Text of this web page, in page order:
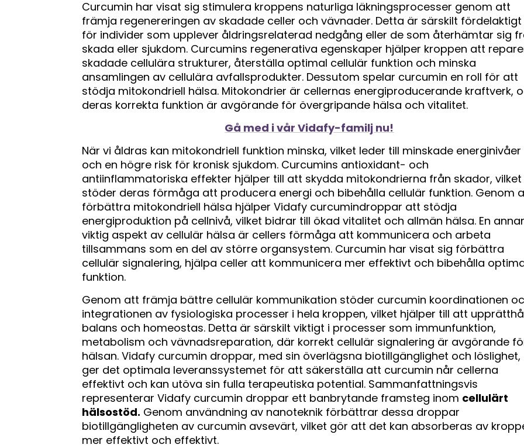
Curcumin har visat sig stimulera kroppens naturliga läkningsprocesser genom att
främja regenereringen av skadade celler och vävnader. Detta är särskilt fördelaktigt
för individer som upplever åldringsrelaterad nedgång eller de som återhämtar sig
skada eller sjukdom. Curcumins regenerativa egenskaper hjälper kroppen att
skadade cellulära strukturer, återställa optimal cellulär funktion och minska
ansamlingen av cellulära avfallsprodukter. Dessutom spelar curcumin en roll för att
stödja mitokondriell hälsa. Mitokondrier är cellernas energiproducerande kraftverk,
deras korrekta funktion är avgörande för övergripande hälsa och vitalitet.
Gå med i vår Vidafy-familj nu!
När vi åldras kan mitokondriell funktion minska, vilket leder till minskade energinivåer
och en högre risk för kronisk sjukdom. Curcumins antioxidant- och
antiinflammatoriska effekter hjälper till att skydda mitokondrierna från skador, vilket
stöder deras förmåga att producera energi och bibehålla cellulär funktion. Genom
förbättra mitokondriell hälsa hjälper Vidafy curcumindroppar att stödja
energiproduktion på cellnivå, vilket bidrar till ökad vitalitet och allmän hälsa. En
viktig aspekt av cellulär hälsa är cellers förmåga att kommunicera och arbeta
tillsammans som en del av större organsystem. Curcumin har visat sig förbättra
cellulär signalering, hjälpa celler att kommunicera mer effektivt och bibehålla
funktion.
Genom att främja bättre cellulär kommunikation stöder curcumin koordinationen
integrationen av fysiologiska processer i hela kroppen, vilket hjälper till att
balans och homeostas. Detta är särskilt viktigt i processer som immunfunktion,
metabolism och vävnadsreparation, där korrekt cellulär signalering är avgörande
hälsan. Vidafy curcumin droppar, med sin överlägsna biotillgänglighet och löslighet,
ger det optimala leveranssystemet för att säkerställa att curcumin når cellerna
effektivt och kan utöva sin fulla terapeutiska potential. Sammanfattningsvis
representerar Vidafy curcumin droppar ett banbrytande framsteg inom cellulärt
hälsostöd. Genom användning av nanoteknik förbättrar dessa droppar
biotillgängligheten av curcumin avsevärt, vilket gör att det kan absorberas av
mer effektivt och effektivt.